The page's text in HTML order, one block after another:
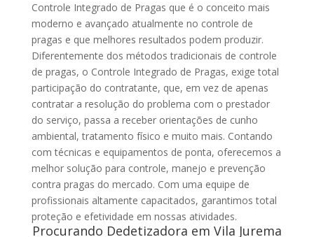
Controle Integrado de Pragas que é o conceito mais
moderno e avançado atualmente no controle de
pragas e que melhores resultados podem produzir.
Diferentemente dos métodos tradicionais de controle
de pragas, o Controle Integrado de Pragas, exige total
participação do contratante, que, em vez de apenas
contratar a resolução do problema com o prestador
do serviço, passa a receber orientações de cunho
ambiental, tratamento físico e muito mais. Contando
com técnicas e equipamentos de ponta, oferecemos a
melhor solução para controle, manejo e prevenção
contra pragas do mercado. Com uma equipe de
profissionais altamente capacitados, garantimos total
proteção e efetividade em nossas atividades.
Procurando Dedetizadora em Vila Jurema